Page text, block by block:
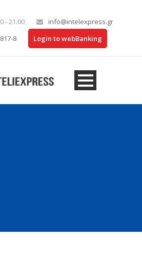
- 21:00
info@intelexpress.gr
8
Login to webBanking